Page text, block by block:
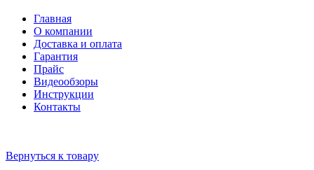
Главная
О компании
Доставка и оплата
Гарантия
Прайс
Видеообзоры
Инструкции
Контакты
Вернуться к товару